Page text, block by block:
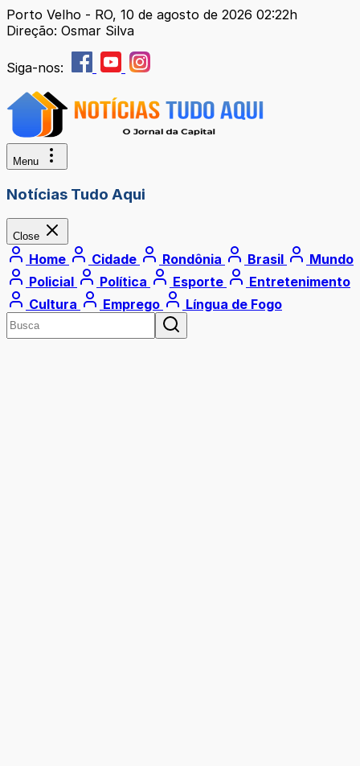
Porto Velho - RO, 10 de agosto de 2026 02:22h
Direção: Osmar Silva
Siga-nos:
Menu
Notícias Tudo Aqui
Close
Home Cidade Rondônia Brasil
Mundo
Policial
Política Esporte
Entretenimento
Cultura
Emprego Língua de Fogo